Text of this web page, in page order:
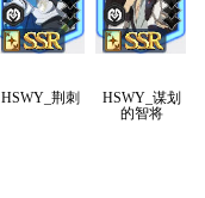
HSWY_荆刺
HSWY_谋划
的智将